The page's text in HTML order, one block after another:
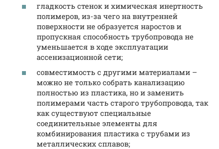
гладкость стенок и химическая инертность
полимеров, из-за чего на внутренней
поверхности не образуется наростов и
пропускная способность трубопровода не
уменьшается в ходе эксплуатации
ассенизационной сети;
совместимость с другими материалами –
можно не только собрать канализацию
полностью из пластика, но и заменить
полимерами часть старого трубопровода, так
как существуют специальные
соединительные элементы для
комбинирования пластика с трубами из
металлических сплавов;